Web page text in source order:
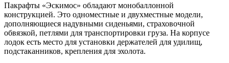
Пакрафты «Эскимос» обладают монобаллонной
конструкцией. Это одноместные и двухместные модели,
дополняющиеся надувными сиденьями, страховочной
обвязкой, петлями для транспортировки груза. На корпусе
лодок есть место для установки держателей для удилищ,
подстаканников, крепления для эхолота.